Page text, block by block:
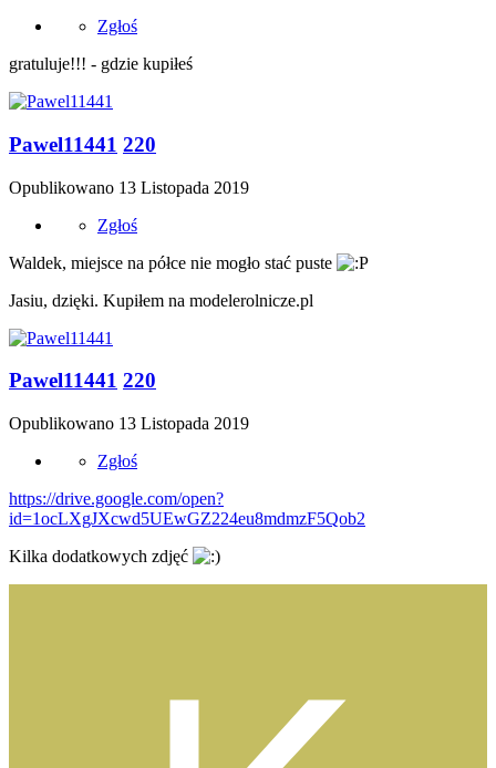
Zgłoś
gratuluje!!! - gdzie kupiłeś
Pawel11441 220
Opublikowano 13 Listopada 2019
Zgłoś
Waldek, miejsce na półce nie mogło stać puste
Jasiu, dzięki. Kupiłem na modelerolnicze.pl
Pawel11441 220
Opublikowano 13 Listopada 2019
Zgłoś
https://drive.google.com/open?
id=1ocLXgJXcwd5UEwGZ224eu8mdmzF5Qob2
Kilka dodatkowych zdjęć